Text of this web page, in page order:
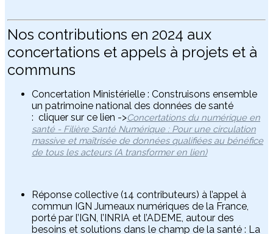
Nos contributions en 2024 aux
concertations et appels à projets et à
communs
Concertation Ministérielle : Construisons ensemble
un patrimoine national des données de santé
: cliquer sur ce lien ->Concertations du numérique en
santé - Filière Santé Numérique : Pour une circulation
massive et maîtrisée de données qualifiées au bénéfice
de tous les acteurs (A transformer en lien)
Réponse collective (14 contributeurs) à l’appel à
commun IGN Jumeaux numériques de la France,
porté par l’IGN, l’INRIA et l’ADEME, autour des
besoins et solutions dans le champ de la santé : La